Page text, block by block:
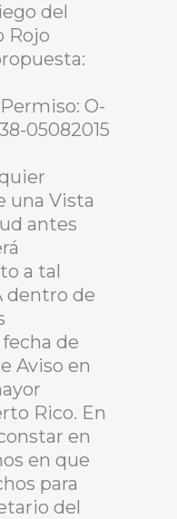
del
Rojo
O-
05082015
una Vista
antes
a tal
dentro de
de
Aviso en
Rico. En
en
en que
para
del